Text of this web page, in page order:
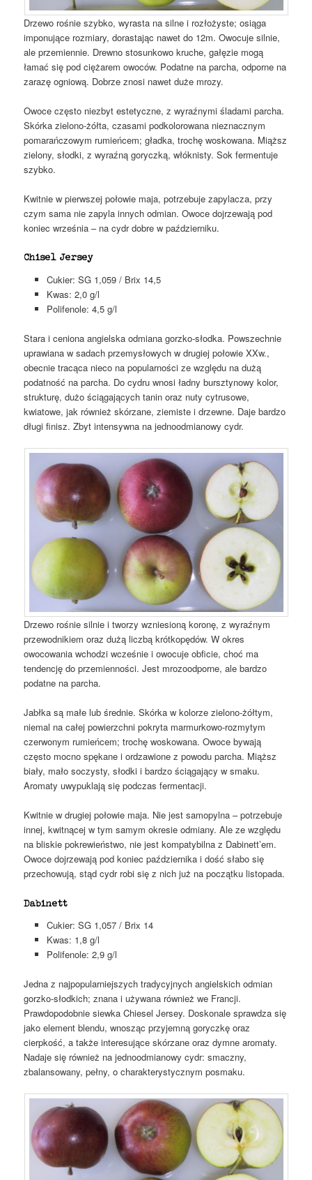
Drzewo rośnie szybko, wyrasta na silne i rozłożyste; osiąga
imponujące rozmiary, dorastając nawet do 12m. Owocuje silnie,
ale przemiennie. Drewno stosunkowo kruche, gałęzie mogą
łamać się pod ciężarem owoców. Podatne na parcha, odporne na
zarazę ogniową. Dobrze znosi nawet duże mrozy.
Owoce często niezbyt estetyczne, z wyraźnymi śladami parcha.
Skórka zielono-żółta, czasami podkolorowana nieznacznym
pomarańczowym rumieńcem; gładka, trochę woskowana. Miąższ
zielony, słodki, z wyraźną goryczką, włóknisty. Sok fermentuje
szybko.
Kwitnie w pierwszej połowie maja, potrzebuje zapylacza, przy
czym sama nie zapyla innych odmian. Owoce dojrzewają pod
koniec września – na cydr dobre w październiku.
Chisel Jersey
Cukier: SG 1,059 / Brix 14,5
Kwas: 2,0 g/l
Polifenole: 4,5 g/l
Stara i ceniona angielska odmiana gorzko-słodka. Powszechnie
uprawiana w sadach przemysłowych w drugiej połowie XXw.,
obecnie tracąca nieco na popularności ze względu na dużą
podatność na parcha. Do cydru wnosi ładny bursztynowy kolor,
strukturę, dużo ściągających tanin oraz nuty cytrusowe,
kwiatowe, jak również skórzane, ziemiste i drzewne. Daje bardzo
długi finisz. Zbyt intensywna na jednoodmianowy cydr.
Drzewo rośnie silnie i tworzy wzniesioną koronę, z wyraźnym
przewodnikiem oraz dużą liczbą krótkopędów. W okres
owocowania wchodzi wcześnie i owocuje obficie, choć ma
tendencję do przemienności. Jest mrozoodporne, ale bardzo
podatne na parcha.
Jabłka są małe lub średnie. Skórka w kolorze zielono-żółtym,
niemal na całej powierzchni pokryta marmurkowo-rozmytym
czerwonym rumieńcem; trochę woskowana. Owoce bywają
często mocno spękane i ordzawione z powodu parcha. Miąższ
biały, mało soczysty, słodki i bardzo ściągający w smaku.
Aromaty uwypuklają się podczas fermentacji.
Kwitnie w drugiej połowie maja. Nie jest samopylna – potrzebuje
innej, kwitnącej w tym samym okresie odmiany. Ale ze względu
na bliskie pokrewieństwo, nie jest kompatybilna z Dabinett’em.
Owoce dojrzewają pod koniec października i dość słabo się
przechowują, stąd cydr robi się z nich już na początku listopada.
Dabinett
Cukier: SG 1,057 / Brix 14
Kwas: 1,8 g/l
Polifenole: 2,9 g/l
Jedna z najpopularniejszych tradycyjnych angielskich odmian
gorzko-słodkich; znana i używana również we Francji.
Prawdopodobnie siewka Chiesel Jersey. Doskonale sprawdza się
jako element blendu, wnosząc przyjemną goryczkę oraz
cierpkość, a także interesujące skórzane oraz dymne aromaty.
Nadaje się również na jednoodmianowy cydr: smaczny,
zbalansowany, pełny, o charakterystycznym posmaku.